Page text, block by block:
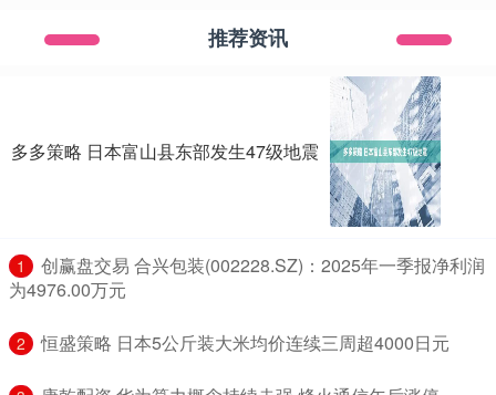
推荐资讯
多多策略 日本富山县东部发生47级地震
1
​创赢盘交易 合兴包装(002228.SZ)：2025年一季报净利润
为4976.00万元
2 ​恒盛策略 日本5公斤装大米均价连续三周超4000日元